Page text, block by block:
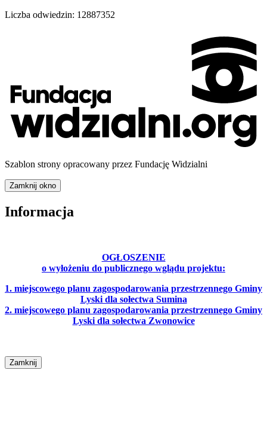
Liczba odwiedzin: 12887352
Szablon strony opracowany przez Fundację Widzialni
Zamknij okno
Informacja
OGŁOSZENIE
o wyłożeniu do publicznego wglądu projektu:
1. miejscowego planu zagospodarowania przestrzennego Gminy
Lyski dla sołectwa Sumina
2. miejscowego planu zagospodarowania przestrzennego Gminy
Lyski dla sołectwa Zwonowice
Zamknij